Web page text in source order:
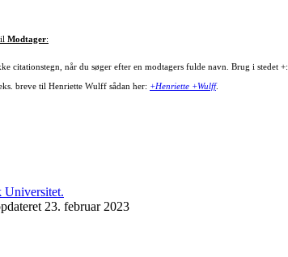
Modtager:
citationstegn, når du søger efter en modtagers fulde navn. Brug i stedet +:
breve til Henriette Wulff sådan her: +Henriette +Wulff.
23. februar 2023